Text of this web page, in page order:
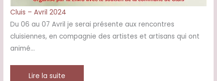
Cluis – Avril 2024
Du 06 au 07 Avril je serai présente aux rencontres
cluisiennes, en compagnie des artistes et artisans qui ont
animé…
Lire la suite